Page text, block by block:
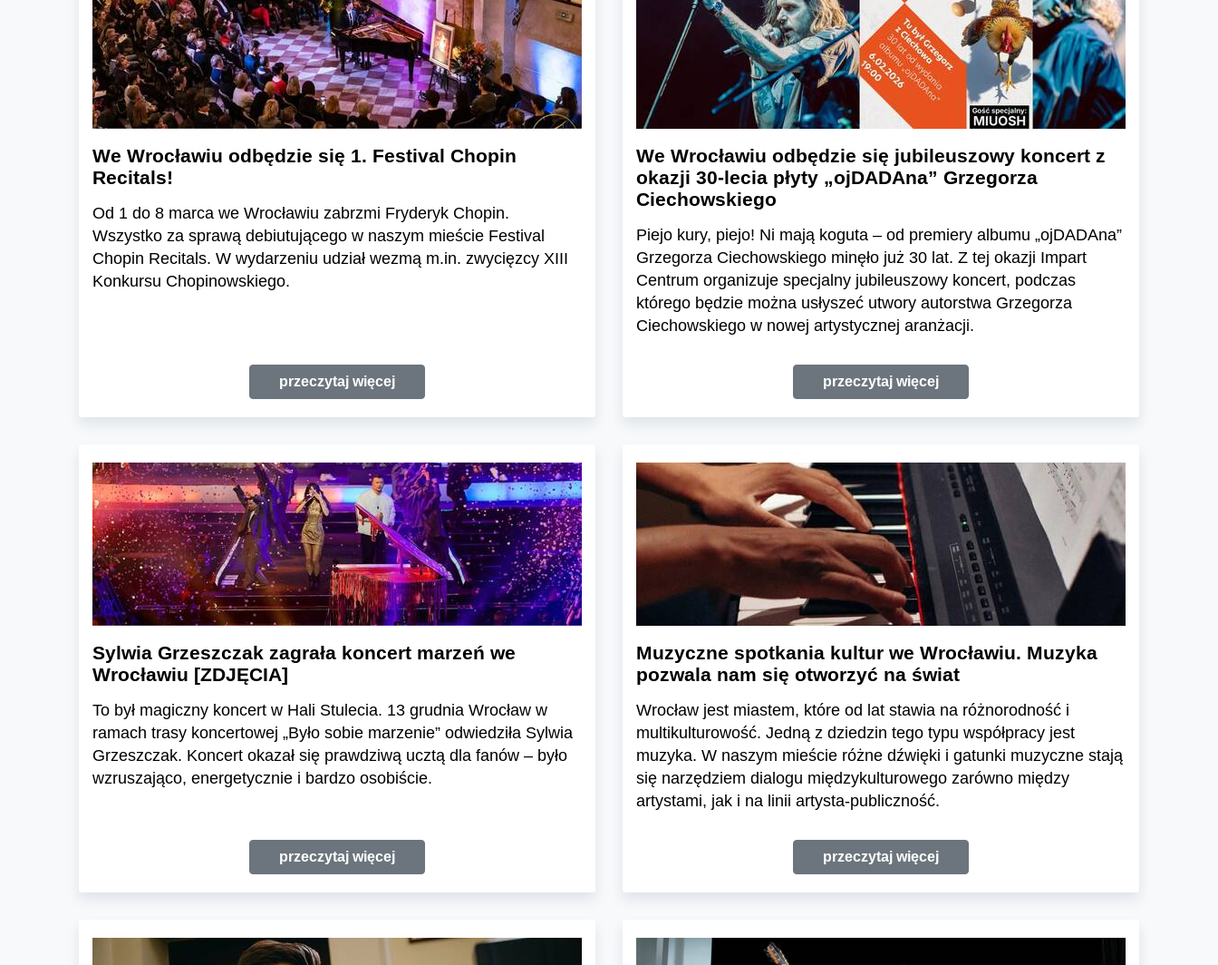
We Wrocławiu odbędzie się 1. Festival Chopin
Recitals!
Od 1 do 8 marca we Wrocławiu zabrzmi Fryderyk Chopin.
Wszystko za sprawą debiutującego w naszym mieście Festival
Chopin Recitals. W wydarzeniu udział wezmą m.in. zwycięzcy XIII
Konkursu Chopinowskiego.
przeczytaj więcej
We Wrocławiu odbędzie się jubileuszowy koncert z
okazji 30-lecia płyty „ojDADAna” Grzegorza
Ciechowskiego
Piejo kury, piejo! Ni mają koguta – od premiery albumu „ojDADAna”
Grzegorza Ciechowskiego minęło już 30 lat. Z tej okazji Impart
Centrum organizuje specjalny jubileuszowy koncert, podczas
którego będzie można usłyszeć utwory autorstwa Grzegorza
Ciechowskiego w nowej artystycznej aranżacji.
przeczytaj więcej
Sylwia Grzeszczak zagrała koncert marzeń we
Wrocławiu [ZDJĘCIA]
To był magiczny koncert w Hali Stulecia. 13 grudnia Wrocław w
ramach trasy koncertowej „Było sobie marzenie” odwiedziła Sylwia
Grzeszczak. Koncert okazał się prawdziwą ucztą dla fanów – było
wzruszająco, energetycznie i bardzo osobiście.
przeczytaj więcej
Muzyczne spotkania kultur we Wrocławiu. Muzyka
pozwala nam się otworzyć na świat
Wrocław jest miastem, które od lat stawia na różnorodność i
multikulturowość. Jedną z dziedzin tego typu współpracy jest
muzyka. W naszym mieście różne dźwięki i gatunki muzyczne stają
się narzędziem dialogu międzykulturowego zarówno między
artystami, jak i na linii artysta-publiczność.
przeczytaj więcej